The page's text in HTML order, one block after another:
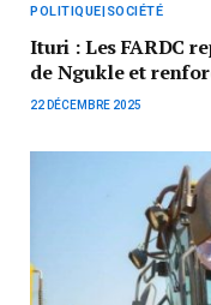
POLITIQUE|SOCIÉTÉ
Ituri : Les FARDC
de Ngukle et
22 DÉCEMBRE 2025